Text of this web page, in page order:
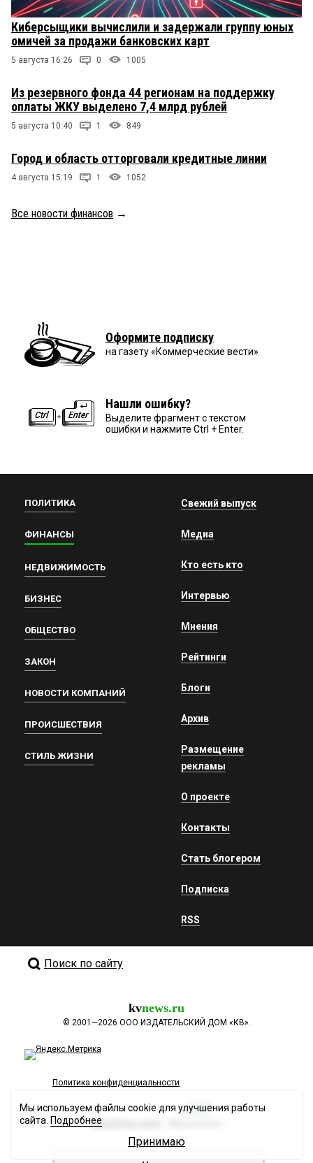
Киберсыщики вычислили и задержали группу юных
омичей за продажи банковских карт
5 августа 16:26 0 1005
Из резервного фонда 44 регионам на поддержку
оплаты ЖКУ выделено 7,4 млрд рублей
5 августа 10:40 1 849
Город и область отторговали кредитные линии
4 августа 15:19 1 1052
Все новости финансов →
Оформите подписку
на газету «Коммерческие вести»
Нашли ошибку?
Выделите фрагмент с текстом
ошибки и нажмите Ctrl + Enter.
ПОЛИТИКА
ФИНАНСЫ
НЕДВИЖИМОСТЬ
БИЗНЕС
ОБЩЕСТВО
ЗАКОН
НОВОСТИ КОМПАНИЙ
ПРОИСШЕСТВИЯ
СТИЛЬ ЖИЗНИ
Свежий выпуск
Медиа
Кто есть кто
Интервью
Мнения
Рейтинги
Блоги
Архив
Размещение
рекламы
О проекте
Контакты
Стать блогером
Подписка
RSS
Поиск по сайту
kvnews.ru
© 2001—2026 ООО ИЗДАТЕЛЬСКИЙ ДОМ «КВ».
Политика конфиденциальности
Разработка сайта
Мы используем файлы cookie для улучшения работы
сайта. Подробнее
Принимаю